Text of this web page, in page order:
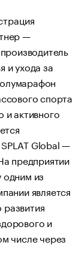
—
и ухода за
спорта
и активного
Global —
предприятии
из
является
и
числе через